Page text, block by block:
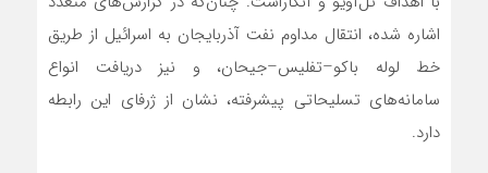
اشاره شده، انتقال مداوم نفت آذربایجان به اسرائیل از طریق
خط لوله باکو–تفلیس–جیحان، و نیز دریافت انواع
سامانه‌های تسلیحاتی پیشرفته، نشان از ژرفای این رابطه
دارد.